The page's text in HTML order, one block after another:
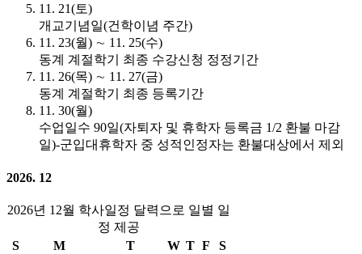
11. 21(토)
개교기념일(건학이념 주간)
11. 23(월) ∼ 11. 25(수)
동계 계절학기 최종 수강신청 정정기간
11. 26(목) ∼ 11. 27(금)
동계 계절학기 최종 등록기간
11. 30(월)
수업일수 90일(자퇴자 및 휴학자 등록금 1/2 환불 마감
일)-군입대휴학자 중 성적인정자는 환불대상에서 제외
2026. 12
2026년 12월 학사일정 달력으로 일별 일
정 제공
S
M T W T F
S